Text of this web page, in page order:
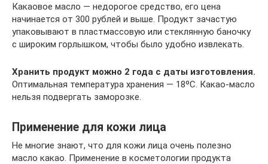
Какаовое масло — недорогое средство, его цена
начинается от 300 рублей и выше. Продукт зачастую
упаковывают в пластмассовую или стеклянную баночку
с широким горлышком, чтобы было удобно извлекать.
Хранить продукт можно 2 года с даты изготовления.
Оптимальная температура хранения — 18ºС. Какао-масло
нельзя подвергать заморозке.
Применение для кожи лица
Не многие знают, что для кожи лица очень полезно
масло какао. Применение в косметологии продукта